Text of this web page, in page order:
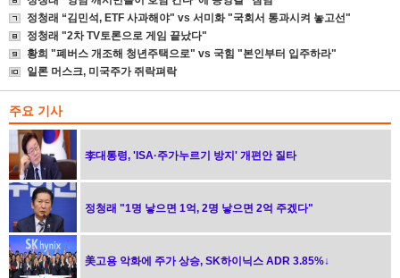
정청래 “김민석, ETF 사과해야" vs 서미화 "국회서 통과시켜 놓고선"
정청래 "2차 TV토론으로 게임 끝났다"
황희 "폐버스 개조해 청년주택으로" vs 국힘 "본인부터 입주하라"
일론 머스크, 미국주가 쥐락펴락
주요 기사
李대통령, 'ISA·주가누르기 방지' 개편안 질타
정청래 "1명 낳으면 1억, 2명 낳으면 2억 주겠다"
美고용 악화에 주가 상승, SK하이닉스 ADR 3.85%↓